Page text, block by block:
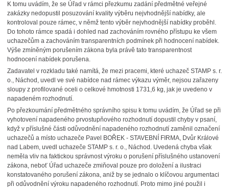
K tomu uvádím, že se Úřad v rámci přezkumu zadání předmětné veřejné
zakázky nedopustil posuzování kvality výběru nejvhodnější nabídky, ale
kontroloval pouze rámec, v němž tento výběr nejvhodnější nabídky proběhl.
Do tohoto rámce spadá i dohled nad zachováním rovného přístupu ke všem
uchazečům a zachováním transparentních podmínek při hodnocení nabídek.
Výše zmíněným porušením zákona byla právě tato transparentnost
hodnocení nabídek porušena.
Zadavatel v rozkladu také namítá, že mezi pracemi, které uchazeč STAMP s. r.
o., Náchod, uvedl ve své nabídce nad rámec výkazu výměr, nejsou zařazeny
sloupy z profilované oceli o celkové hmotnosti 1731,6 kg, jak je uvedeno v
napadeném rozhodnutí.
Po přezkoumání předmětného správního spisu k tomu uvádím, že Úřad se při
vyhotovení napadeného prvostupňového rozhodnutí dopustil chyby v psaní,
když v příslušné části odůvodnění napadeného rozhodnutí zaměnil označení
uchazečů a místo uchazeče Pavel BOŘEK - STAVEBNÍ FIRMA, Dvůr Králové
nad Labem, uvedl uchazeče STAMP s. r. o., Náchod. Uvedená chyba však
neměla vliv na faktickou správnost výroku o porušení příslušného ustanovení
zákona, neboť Úřad uchazeče zmiňoval pouze pro doložení a ilustraci
konstatovaného porušení zákona, aniž by se jednalo o klíčovou argumentaci
při odůvodnění výroku napadeného rozhodnutí. Proto mimo jiné použil i